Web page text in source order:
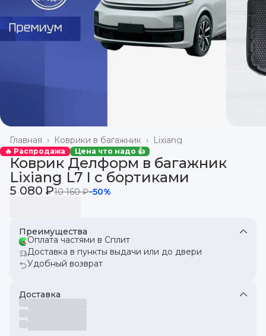
Lixiang
Коврики в багажник ›
Главная ›
🔥 Распродажа Цена что надо 👍
Коврик Делформ в багажник
Lixiang L7 I с бортиками
5 080 ₽10 160 ₽−50%
Преимущества
Оплата частями в Сплит
Доставка в пункты выдачи или до двери
Удобный возврат
Доставка